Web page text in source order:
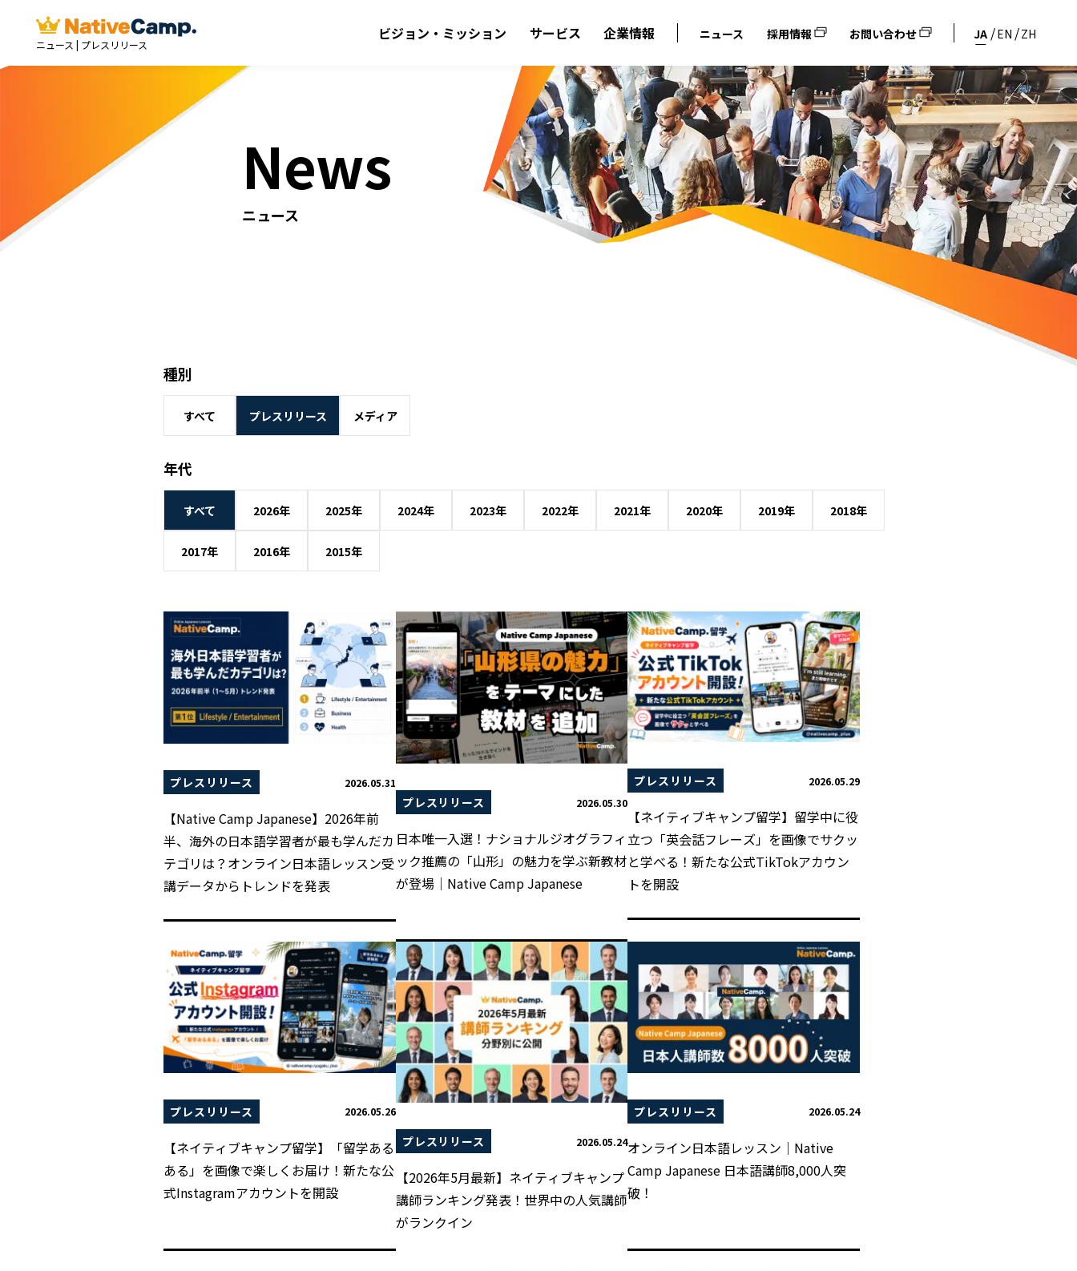
ニュース | プレスリリース
ビジョン・ミッション サービス 企業情報 ニュース 採用情報 お問い合わせ JA EN ZH
News
ニュース
種別
すべて プレスリリース メディア
年代
すべて 2026年 2025年 2024年 2023年 2022年 2021年 2020年 2019年 2018年
2017年 2016年 2015年
プレスリリース 2026.05.31
【Native Camp Japanese】2026年前
半、海外の日本語学習者が最も学んだカ
テゴリは？オンライン日本語レッスン受
講データからトレンドを発表
プレスリリース 2026.05.30
日本唯一入選！ナショナルジオグラフィ
ック推薦の「山形」の魅力を学ぶ新教材
が登場｜Native Camp Japanese
プレスリリース 2026.05.29
【ネイティブキャンプ留学】留学中に役
立つ「英会話フレーズ」を画像でサクッ
と学べる！新たな公式TikTokアカウン
トを開設
プレスリリース 2026.05.26
【ネイティブキャンプ留学】「留学ある
ある」を画像で楽しくお届け！新たな公
式Instagramアカウントを開設
プレスリリース 2026.05.24
【2026年5月最新】ネイティブキャンプ
講師ランキング発表！世界中の人気講師
がランクイン
プレスリリース 2026.05.24
オンライン日本語レッスン｜Native
Camp Japanese 日本語講師8,000人突
破！